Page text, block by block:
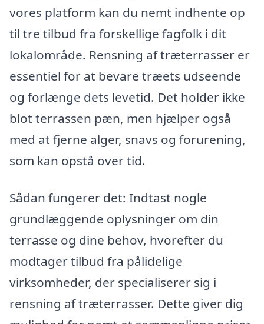
vores platform kan du nemt indhente op
til tre tilbud fra forskellige fagfolk i dit
lokalområde. Rensning af træterrasser er
essentiel for at bevare træets udseende
og forlænge dets levetid. Det holder ikke
blot terrassen pæn, men hjælper også
med at fjerne alger, snavs og forurening,
som kan opstå over tid.
Sådan fungerer det: Indtast nogle
grundlæggende oplysninger om din
terrasse og dine behov, hvorefter du
modtager tilbud fra pålidelige
virksomheder, der specialiserer sig i
rensning af træterrasser. Dette giver dig